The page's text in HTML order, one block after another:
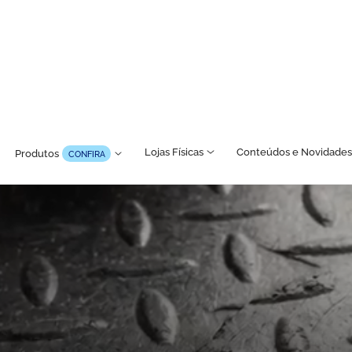
Produtos CONFIRA Lojas Físicas Conteúdos e Novidades